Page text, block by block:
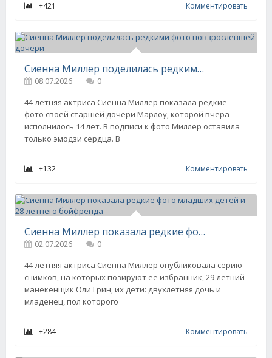
+421 Комментировать
Сиенна Миллер поделилась редкими фото повзрослевшей дочери
08.07.2026
0
44-летняя актриса Сиенна Миллер показала редкие
фото своей старшей дочери Марлоу, которой вчера
исполнилось 14 лет. В подписи к фото Миллер оставила
только эмодзи сердца. В
+132 Комментировать
Сиенна Миллер показала редкие фото младших детей и 28-летнего бойфренда
02.07.2026
0
44-летняя актриса Сиенна Миллер опубликовала серию
снимков, на которых позируют её избранник, 29-летний
манекенщик Оли Грин, их дети: двухлетняя дочь и
младенец, пол которого
+284 Комментировать